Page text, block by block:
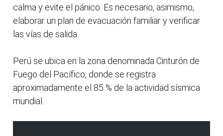
calma y evite el pánico. Es necesario, asimismo,
elaborar un plan de evacuación familiar y verificar
las vías de salida.
Perú se ubica en la zona denominada Cinturón de
Fuego del Pacífico, donde se registra
aproximadamente el 85 % de la actividad sísmica
mundial.